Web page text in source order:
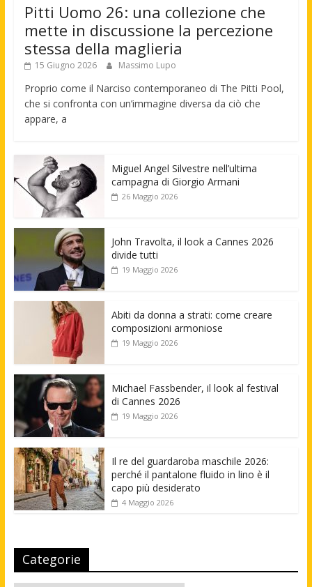
Pitti Uomo 26: una collezione che
mette in discussione la percezione
stessa della maglieria
15 Giugno 2026 Massimo Lupo
Proprio come il Narciso contemporaneo di The Pitti Pool,
che si confronta con un’immagine diversa da ciò che
appare, a
Miguel Angel Silvestre nell’ultima
campagna di Giorgio Armani
26 Maggio 2026
John Travolta, il look a Cannes 2026
divide tutti
19 Maggio 2026
Abiti da donna a strati: come creare
composizioni armoniose
19 Maggio 2026
Michael Fassbender, il look al festival
di Cannes 2026
19 Maggio 2026
Il re del guardaroba maschile 2026:
perché il pantalone fluido in lino è il
capo più desiderato
4 Maggio 2026
Categorie